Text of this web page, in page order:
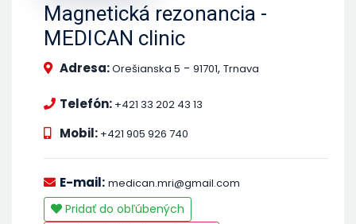
Magnetická rezonancia -
MEDICAN clinic
Adresa:Orešianska 5 - 91701, Trnava
Telefón: +421 33 202 43 13
Mobil: +421 905 926 740
E-mail: medican.mri@gmail.com
Pridať do obľúbených